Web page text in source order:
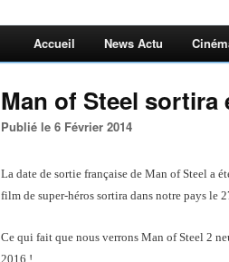
Accueil News Actu
Man of Steel sortira
Publié le 6 Février 2014
La date de sortie française de Man of Steel a
film de super-héros sortira dans notre pays le
Ce qui fait que nous verrons Man of Steel 2
2016 !